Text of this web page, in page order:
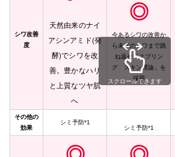
シワ改善
度
天然由来のナイ
アシンアミド(発
酵)でシワを改
善。豊かなハリ
と上質なツヤ肌
へ
◎
今あるシワの改善か
ら未来のシワまで跳
ね返せ「スプリン
グ スキン理論」を
採用
その他の
効果
シミ予防*1
シミ予防*1
スクロールできます